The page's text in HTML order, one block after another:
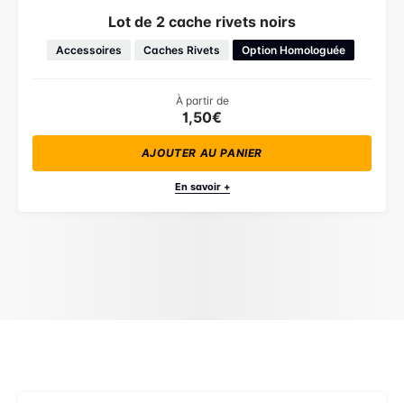
Lot de 2 cache rivets noirs
Accessoires Caches Rivets Option Homologuée
À partir de
1,50€
AJOUTER AU PANIER
En savoir +